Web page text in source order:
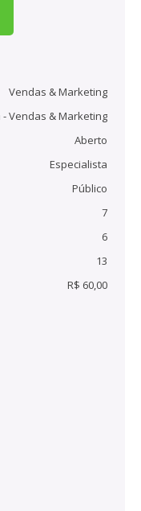
Vendas & Marketing
- Vendas & Marketing
Aberto
Especialista
Público
7
6
13
R$ 60,00